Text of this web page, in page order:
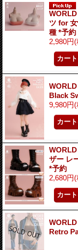
ツ for
種 *予約
2,980円
Black
9,980円
ザー レ
*予約
2,680円
Retro